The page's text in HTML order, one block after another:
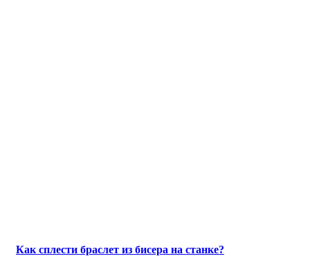
Как сплести браслет из бисера на станке?